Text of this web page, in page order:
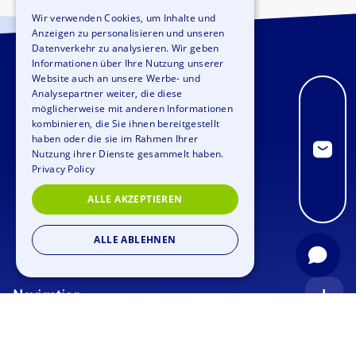
Navigation
GERMAN
SPANISH
ITALIAN
DUTCH
Wir verwenden Cookies, um Inhalte und
Anzeigen zu personalisieren und unseren
Datenverkehr zu analysieren. Wir geben
Informationen über Ihre Nutzung unserer
Website auch an unsere Werbe- und
Analysepartner weiter, die diese
möglicherweise mit anderen Informationen
kombinieren, die Sie ihnen bereitgestellt
haben oder die sie im Rahmen Ihrer
Nutzung ihrer Dienste gesammelt haben.
Privacy Policy
ALLE AKZEPTIEREN
ALLE ABLEHNEN